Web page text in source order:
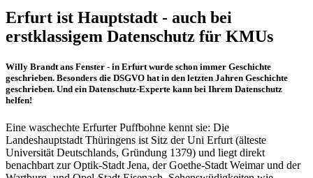
Erfurt ist Hauptstadt - auch bei
erstklassigem Datenschutz für KMUs
Willy Brandt ans Fenster - in Erfurt wurde schon immer Geschichte
geschrieben. Besonders die DSGVO hat in den letzten Jahren Geschichte
geschrieben. Und ein Datenschutz-Experte kann bei Ihrem Datenschutz
helfen!
Eine waschechte Erfurter Puffbohne kennt sie: Die
Landeshauptstadt Thüringens ist Sitz der Uni Erfurt (älteste
Universität Deutschlands, Gründung 1379) und liegt direkt
benachbart zur Optik-Stadt Jena, der Goethe-Stadt Weimar und der